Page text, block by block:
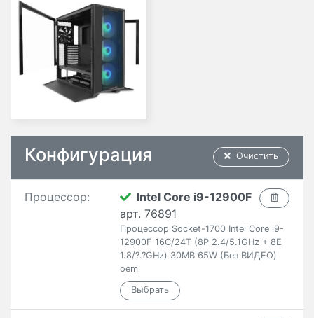
Очистить
Конфигурация
Процессор:
Intel Core i9-12900F
арт. 76891
Процессор Socket-1700 Intel Core i9-
12900F 16C/24T (8P 2.4/5.1GHz + 8E
1.8/?.?GHz) 30MB 65W (Без ВИДЕО)
oem